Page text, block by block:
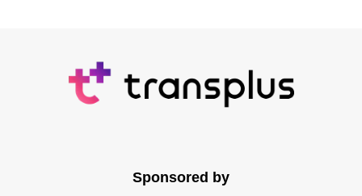
Sponsored by